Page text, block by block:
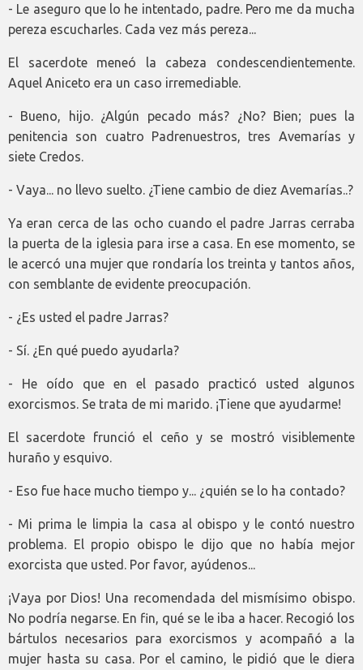
- Le aseguro que lo he intentado, padre. Pero me da mucha
pereza escucharles. Cada vez más pereza...
El sacerdote meneó la cabeza condescendientemente.
Aquel Aniceto era un caso irremediable.
- Bueno, hijo. ¿Algún pecado más? ¿No? Bien; pues la
penitencia son cuatro Padrenuestros, tres Avemarías y
siete Credos.
- Vaya... no llevo suelto. ¿Tiene cambio de diez Avemarías..?
Ya eran cerca de las ocho cuando el padre Jarras cerraba
la puerta de la iglesia para irse a casa. En ese momento, se
le acercó una mujer que rondaría los treinta y tantos años,
con semblante de evidente preocupación.
- ¿Es usted el padre Jarras?
- Sí. ¿En qué puedo ayudarla?
- He oído que en el pasado practicó usted algunos
exorcismos. Se trata de mi marido. ¡Tiene que ayudarme!
El sacerdote frunció el ceño y se mostró visiblemente
huraño y esquivo.
- Eso fue hace mucho tiempo y... ¿quién se lo ha contado?
- Mi prima le limpia la casa al obispo y le contó nuestro
problema. El propio obispo le dijo que no había mejor
exorcista que usted. Por favor, ayúdenos...
¡Vaya por Dios! Una recomendada del mismísimo obispo.
No podría negarse. En fin, qué se le iba a hacer. Recogió los
bártulos necesarios para exorcismos y acompañó a la
mujer hasta su casa. Por el camino, le pidió que le diera